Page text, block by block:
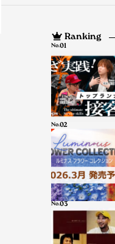
Ranking
No.
No.
No.